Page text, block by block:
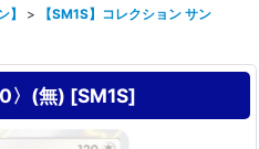
>
【SM1S】コレクション サン
〉(無) [SM1S]